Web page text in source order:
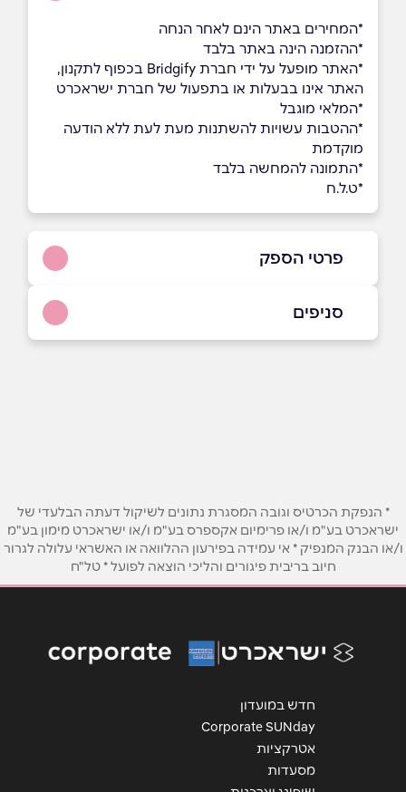
*המחירים באתר הינם לאחר הנחה
*ההזמנה הינה באתר בלבד
*האתר מופעל על ידי חברת Bridgify בכפוף לתקנון,
האתר אינו בבעלות או בתפעול של חברת ישראכרט
*המלאי מוגבל
*ההטבות עשויות להשתנות מעת לעת ללא הודעה
מוקדמת
*התמונה להמחשה בלבד
*ט.ל.ח
פרטי הספק
אימייל*
נושא*
הודעה*
סניפים
* הנפקת הכרטיס וגובה המסגרת נתונים לשיקול דעתה הבלעדי של
ישראכרט בע"מ ו/או פרימיום אקספרס בע"מ ו/או ישראכרט מימון בע"מ
ו/או הבנק המנפיק * אי עמידה בפירעון ההלוואה או האשראי עלולה לגרור
חיוב בריבית פיגורים והליכי הוצאה לפועל * טל"ח
חדש במועדון
Corporate SUNday
אטרקציות
מסעדות